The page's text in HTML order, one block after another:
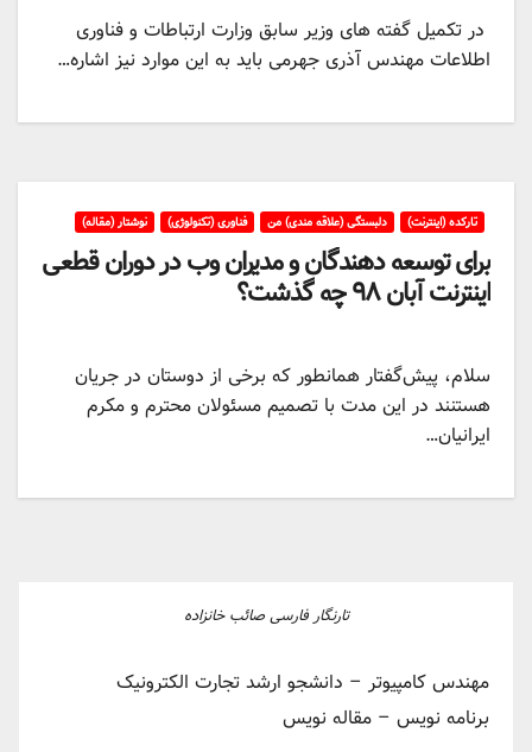
در تکمیل گفته های وزیر سابق وزارت ارتباطات و فناوری
اطلاعات مهندس آذری جهرمی باید به این موارد نیز اشاره…
تارکده (اینترنت) دلبستگی (علاقه مندی) من فناوری (تکنولوژی) نوشتار (مقاله)
برای توسعه دهندگان و مدیران وب در دوران قطعی
اینترنت آبان ۹۸ چه گذشت؟
سلام، پیش‌گفتار همانطور که برخی از دوستان در جریان
هستنند در این مدت با تصمیم مسئولان محترم و مکرم
ایرانیان…
تارنگار فارسی صائب خانزاده
مهندس کامپیوتر – دانشجو ارشد تجارت الکترونیک
برنامه نویس – مقاله نویس